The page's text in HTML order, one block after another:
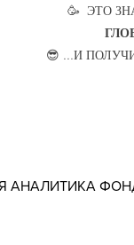
🥳 ЭТО
😎 ...И
АНАЛИТИКА